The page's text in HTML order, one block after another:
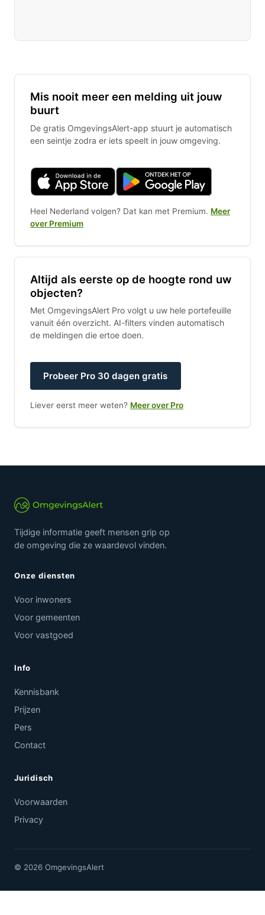
Mis nooit meer een melding uit jouw
buurt
De gratis OmgevingsAlert-app stuurt je automatisch
een seintje zodra er iets speelt in jouw omgeving.
Heel Nederland volgen? Dat kan met Premium. Meer
over Premium
Altijd als eerste op de hoogte rond uw
objecten?
Met OmgevingsAlert Pro volgt u uw hele portefeuille
vanuit één overzicht. AI-filters vinden automatisch
de meldingen die ertoe doen.
Probeer Pro 30 dagen gratis
Liever eerst meer weten? Meer over Pro
Tijdige informatie geeft mensen grip op
de omgeving die ze waardevol vinden.
Onze diensten
Voor inwoners
Voor gemeenten
Voor vastgoed
Info
Kennisbank
Prijzen
Pers
Contact
Juridisch
Voorwaarden
Privacy
© 2026 OmgevingsAlert